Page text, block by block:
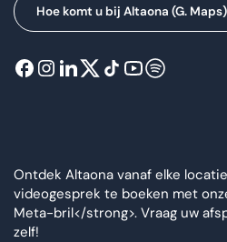
Hoe komt u bij Altaona (G. Maps)
Ontdek Altaona vanaf elke
videogesprek te boeken met
Meta-bril</strong>. Vraag uw
zelf!